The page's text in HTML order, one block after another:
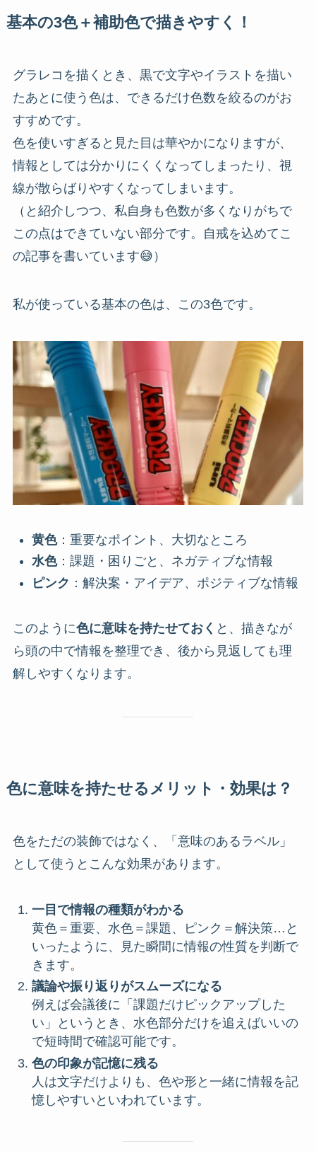
基本の3色＋補助色で描きやすく！
グラレコを描くとき、黒で文字やイラストを描い
たあとに使う色は、できるだけ色数を絞るのがお
すすめです。
色を使いすぎると見た目は華やかになりますが、
情報としては分かりにくくなってしまったり、視
線が散らばりやすくなってしまいます。
（と紹介しつつ、私自身も色数が多くなりがちで
この点はできていない部分です。自戒を込めてこ
の記事を書いています😅）
私が使っている基本の色は、この3色です。
黄色：重要なポイント、大切なところ
水色：課題・困りごと、ネガティブな情報
ピンク ：解決案・アイデア、ポジティブな情報
このように色に意味を持たせておく と、描きなが
ら頭の中で情報を整理でき、後から見返しても理
解しやすくなります。
色に意味を持たせるメリット・効果は？
色をただの装飾ではなく、「意味のあるラベル」
として使うとこんな効果があります。
一目で情報の種類がわかる
黄色＝重要、水色＝課題、ピンク＝解決策…と
いったように、見た瞬間に情報の性質を判断で
きます。
議論や振り返りがスムーズになる
例えば会議後に「課題だけピックアップした
い」というとき、水色部分だけを追えばいいの
で短時間で確認可能です。
色の印象が記憶に残る
人は文字だけよりも、色や形と一緒に情報を記
憶しやすいといわれています。